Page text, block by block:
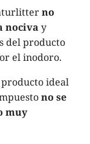
no
nociva y
del producto
el inodoro.
producto ideal
no se
muy